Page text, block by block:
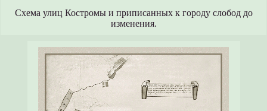
Схема улиц Костромы и приписанных к городу слобод до
изменения.